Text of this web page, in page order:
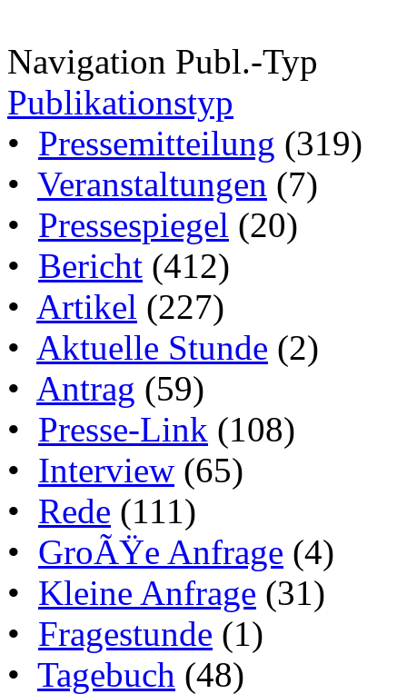
Navigation Publ.-Typ
Publikationstyp
• Pressemitteilung (319)
• Veranstaltungen (7)
• Pressespiegel (20)
• Bericht (412)
• Artikel (227)
• Aktuelle Stunde (2)
• Antrag (59)
• Presse-Link (108)
• Interview (65)
• Rede (111)
• GroÃŸe Anfrage (4)
• Kleine Anfrage (31)
• Fragestunde (1)
• Tagebuch (48)